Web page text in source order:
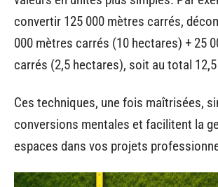
convertir 125 000 mètres carrés,
000 mètres carrés (10 hectares) + 25
carrés (2,5 hectares), soit au total
Ces techniques, une fois maîtrisées,
conversions mentales et facilitent la
espaces dans vos projets